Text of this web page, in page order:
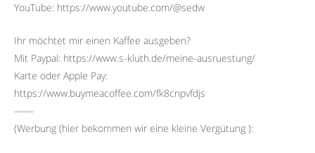
YouTube: https://www.youtube.com/@sedw
Ihr möchtet mir einen Kaffee ausgeben?
Mit Paypal: https://www.s-kluth.de/meine-ausruestung/
Karte oder Apple Pay:
https://www.buymeacoffee.com/fk8cnpvfdjs
——
(Werbung (hier bekommen wir eine kleine Vergütung ):